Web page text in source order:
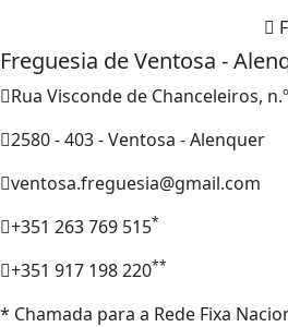
Freguesia de Ventosa -
Rua Visconde de Chanceleiros,
2580 - 403 - Ventosa - Alenquer
ventosa.freguesia@gmail.com
+351 263 769 515*
+351 917 198 220**
* Chamada para a Rede Fixa